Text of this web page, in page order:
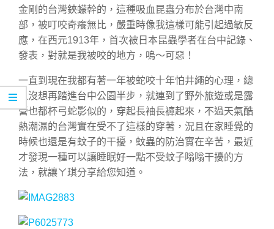
金剛的台灣鋏蠓幹的，這種吸血昆蟲分布於台灣中南
部，被叮咬奇癢無比，嚴重時像我這樣可能引起過敏反
應，在西元1913年，首次被日本昆蟲學者在台中記錄、
發表，對就是我被咬的地方，嗚～可惡！
一直到現在我都有著一年被蛇咬十年怕井繩的心理，總
之沒想再踏進台中公園半步，就連到了野外旅遊或是露
營也都杯弓蛇影似的，穿起長袖長褲起來，不過天氣酷
熱潮濕的台灣實在受不了這樣的穿著，況且在家睡覺的
時候也還是有蚊子的干擾，蚊蟲的防治實在辛苦，最近
才發現一種可以讓睡眠好一點不受蚊子嗡嗡干擾的方
法，就讓ㄚ琪分享給您知道。